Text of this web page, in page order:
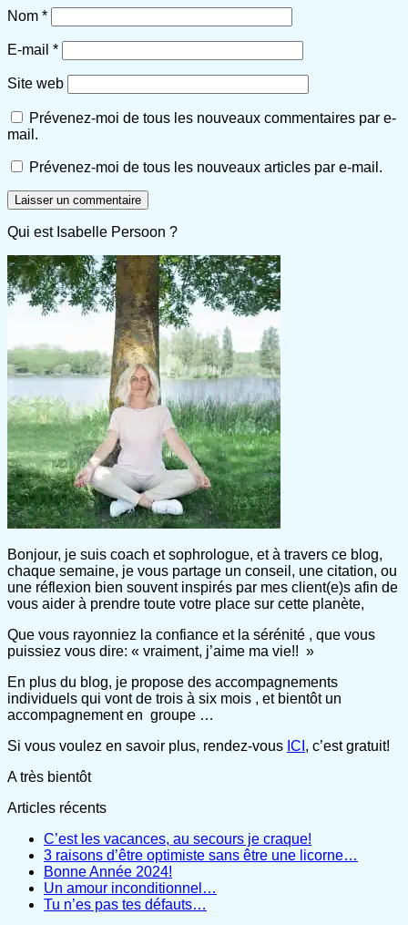
Nom *
E-mail *
Site web
Prévenez-moi de tous les nouveaux commentaires par e-
mail.
Prévenez-moi de tous les nouveaux articles par e-mail.
Qui est Isabelle Persoon ?
Bonjour, je suis coach et sophrologue, et à travers ce blog,
chaque semaine, je vous partage un conseil, une citation, ou
une réflexion bien souvent inspirés par mes client(e)s afin de
vous aider à prendre toute votre place sur cette planète,
Que vous rayonniez la confiance et la sérénité , que vous
puissiez vous dire: « vraiment, j’aime ma vie!! »
En plus du blog, je propose des accompagnements
individuels qui vont de trois à six mois , et bientôt un
accompagnement en groupe …
Si vous voulez en savoir plus, rendez-vous ICI , c’est gratuit!
A très bientôt
Articles récents
C’est les vacances, au secours je craque!
3 raisons d’être optimiste sans être une licorne…
Bonne Année 2024!
Un amour inconditionnel…
Tu n’es pas tes défauts…